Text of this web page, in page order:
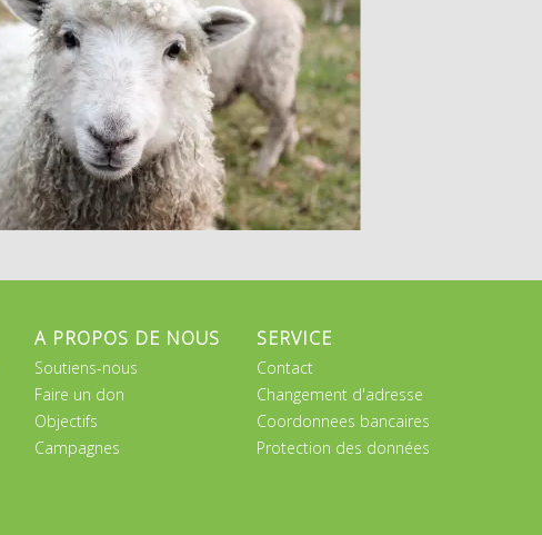
A PROPOS DE NOUS
Soutiens-nous
Faire un don
Objectifs
Campagnes
SERVICE
Contact
Changement d'adresse
Coordonnees bancaires
Protection des données